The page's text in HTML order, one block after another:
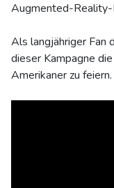
Augmented-
Als langjähriger Fan
dieser Kampagne
Amerikaner zu feiern.